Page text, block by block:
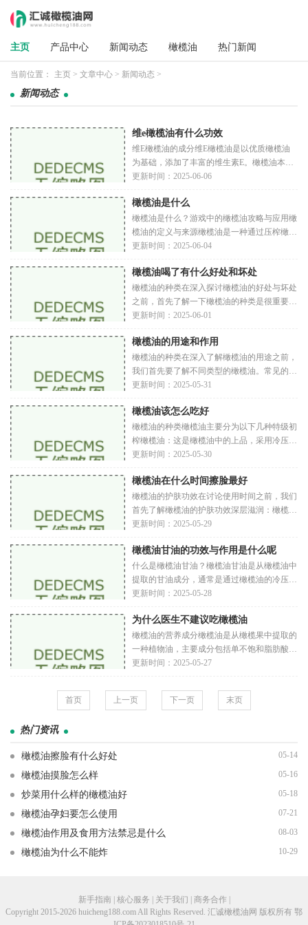
主页 产品中心 新闻动态 橄榄油 热门新闻
当前位置： 主页 > 文章中心 > 新闻动态 >
新闻动态
维e橄榄油有什么功效
维E橄榄油的成分维E橄榄油是以优质橄榄油
为基础，添加了丰富的维生素E。橄榄油本身
含有大量的单不饱和脂肪酸、抗氧化物质和其
康价值。
更新时间：2025-06-06
橄榄油是什么
橄榄油是什么？游戏中的橄榄油攻略与应用橄
榄油的定义与来源橄榄油是一种通过压榨橄榄
果实获得的植物油，是地中海地区饮食文化的
益
更新时间：2025-06-04
橄榄油喝了有什么好处和坏处
橄榄油的种类在深入探讨橄榄油的好处与坏处
之前，首先了解一下橄榄油的种类是很重要
的。橄榄油主要有以下几种特级初榨橄榄油：
富的
更新时间：2025-06-01
橄榄油的用途和作用
橄榄油的种类在深入了解橄榄油的用途之前，
我们首先要了解不同类型的橄榄油。常见的橄
榄油主要有以下几种特级初榨橄榄油：由新鲜
最
更新时间：2025-05-31
橄榄油该怎么吃好
橄榄油的种类橄榄油主要分为以下几种特级初
榨橄榄油：这是橄榄油中的上品，采用冷压工
艺，酸度低于0.8%。它保留了橄榄的天然风
初榨橄
更新时间：2025-05-30
橄榄油在什么时间擦脸最好
橄榄油的护肤功效在讨论使用时间之前，我们
首先了解橄榄油的护肤功效深层滋润：橄榄油
能够渗透皮肤，提供深层滋润，适合干性皮肤
由
更新时间：2025-05-29
橄榄油甘油的功效与作用是什么呢
什么是橄榄油甘油？橄榄油甘油是从橄榄油中
提取的甘油成分，通常是通过橄榄油的冷压或
溶剂提取等方式获得的。甘油是一种无色、无
药
更新时间：2025-05-28
为什么医生不建议吃橄榄油
橄榄油的营养成分橄榄油是从橄榄果中提取的
一种植物油，主要成分包括单不饱和脂肪酸：
如油酸，已被证明有助于降低心脏病的风险。
和抗
更新时间：2025-05-27
首页 上一页 下一页 末页
热门资讯
橄榄油擦脸有什么好处 05-14
橄榄油摸脸怎么样 05-16
炒菜用什么样的橄榄油好 05-18
橄榄油孕妇要怎么使用 07-21
橄榄油作用及食用方法禁忌是什么 08-03
橄榄油为什么不能炸 10-29
新手指南 | 核心服务 | 关于我们 | 商务合作 |
Copyright 2015-2026 huicheng188.com All Rights Reserved. 汇诚橄榄油网 版权所有 鄂